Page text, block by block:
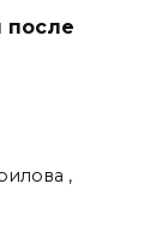
после
,